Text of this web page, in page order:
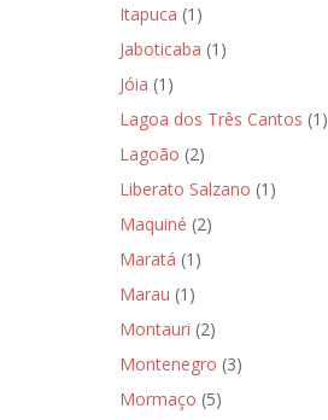
Itapuca (1)
Jaboticaba (1)
Jóia (1)
Lagoa dos Três Cantos (1)
Lagoão (2)
Liberato Salzano (1)
Maquiné (2)
Maratá (1)
Marau (1)
Montauri (2)
Montenegro (3)
Mormaço (5)